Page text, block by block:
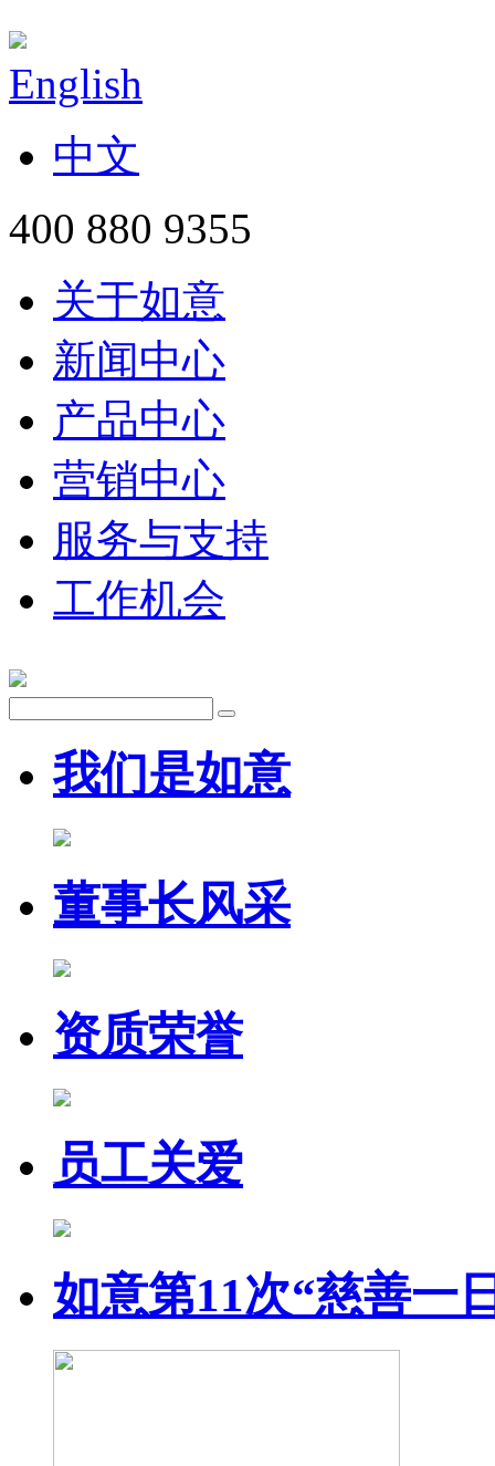
English
中文
400 880 9355
关于如意
新闻中心
产品中心
营销中心
服务与支持
工作机会
我们是如意
董事长风采
资质荣誉
员工关爱
如意第11次“慈善一